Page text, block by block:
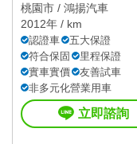
桃園市 / 鴻揚汽車
2012年 / km
認證車
五大保證
符合保固
里程保證
實車實價
友善試車
非多元化營業用車
立即諮詢